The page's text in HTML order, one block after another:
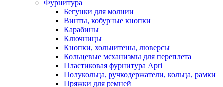
Фурнитура
Бегунки для молнии
Винты, кобурные кнопки
Карабины
Ключницы
Кнопки, хольнитены, люверсы
Кольцевые механизмы для переплета
Пластиковая фурнитура Apri
Полукольца, ручкодержатели, кольца, рамки
Пряжки для ремней